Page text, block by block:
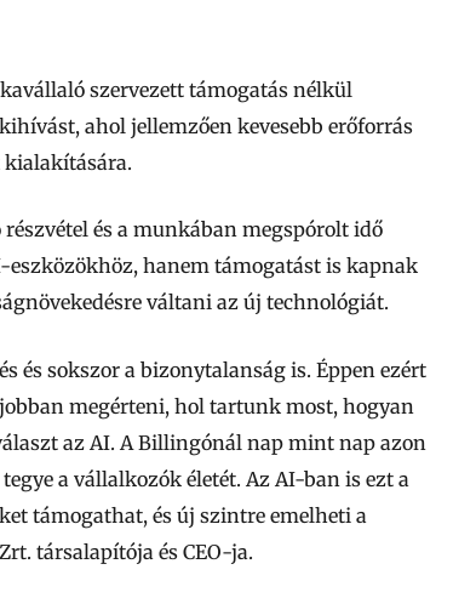
szervezett támogatás nélkül
ahol jellemzően kevesebb erőforrás
kialakítására.
és a munkában megspórolt idő
hanem támogatást is kapnak
váltani az új technológiát.
és sokszor a bizonytalanság is. Éppen ezért
megérteni, hol tartunk most, hogyan
az AI. A Billingónál nap mint nap azon
a vállalkozók életét. Az AI-ban is ezt a
támogathat, és új szintre emelheti a
társalapítója és CEO-ja.